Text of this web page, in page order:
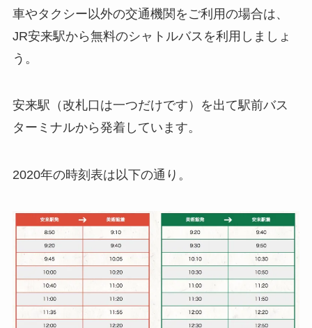
車やタクシー以外の交通機関をご利用の場合は、
JR安来駅から無料のシャトルバスを利用しましょ
う。
安来駅（改札口は一つだけです）を出て駅前バス
ターミナルから発着しています。
2020年の時刻表は以下の通り。